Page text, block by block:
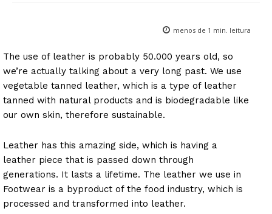
menos de 1 min. leitura
The use of leather is probably 50.000 years old, so
we’re actually talking about a very long past. We use
vegetable tanned leather, which is a type of leather
tanned with natural products and is biodegradable like
our own skin, therefore sustainable.
Leather has this amazing side, which is having a
leather piece that is passed down through
generations. It lasts a lifetime. The leather we use in
Footwear is a byproduct of the food industry, which is
processed and transformed into leather.